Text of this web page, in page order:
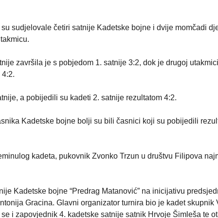
sudjelovale četiri satnije Kadetske bojne i dvije momčadi
završila je s pobjedom 1. satnije 3:2, dok je drugoj
a pobijedili su kadeti 2. satnije rezultatom 4:2.
Kadetske bojne bolji su bili časnici koji su pobijedili
kadeta, pukovnik Zvonko Trzun u društvu Filipova
Kadetske bojne “Predrag Matanović” na inicijativu
Gracina. Glavni organizator turnira bio je kadet skupnik
i zapovjednik 4. kadetske satnije satnik Hrvoje Šimleša te